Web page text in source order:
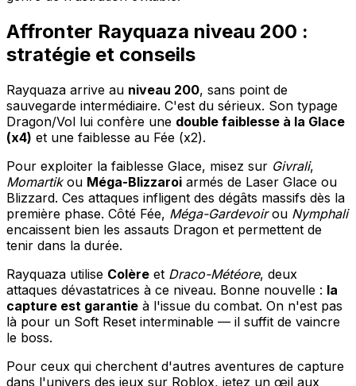
Affronter Rayquaza niveau 200 :
stratégie et conseils
Rayquaza arrive au niveau 200, sans point de
sauvegarde intermédiaire. C'est du sérieux. Son typage
Dragon/Vol lui confère une double faiblesse à la Glace
(x4) et une faiblesse au Fée (x2).
Pour exploiter la faiblesse Glace, misez sur Givrali,
Momartikou Méga-Blizzaroi armés de Laser Glace ou
Blizzard. Ces attaques infligent des dégâts massifs dès la
première phase. Côté Fée, Méga-Gardevoirou Nymphali
encaissent bien les assauts Dragon et permettent de
tenir dans la durée.
Rayquaza utilise Colère et Draco-Météore, deux
attaques dévastatrices à ce niveau. Bonne nouvelle : la
capture est garantie à l'issue du combat. On n'est pas
là pour un Soft Reset interminable — il suffit de vaincre
le boss.
Pour ceux qui cherchent d'autres aventures de capture
dans l'univers des jeux sur Roblox, jetez un œil aux